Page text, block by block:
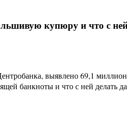
купюру и что с
выявлено 69,1
банкноты и что с ней делать